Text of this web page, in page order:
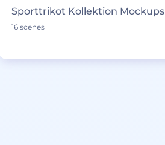
Sporttrikot Kollektion Mockups
16 scenes